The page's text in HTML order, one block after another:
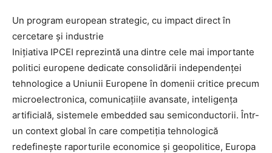
Un program european strategic, cu impact direct în
cercetare și industrie
Inițiativa IPCEI reprezintă una dintre cele mai importante
politici europene dedicate consolidării independenței
tehnologice a Uniunii Europene în domenii critice precum
microelectronica, comunicațiile avansate, inteligența
artificială, sistemele embedded sau semiconductorii. Într-
un context global în care competiția tehnologică
redefinește raporturile economice și geopolitice, Europa